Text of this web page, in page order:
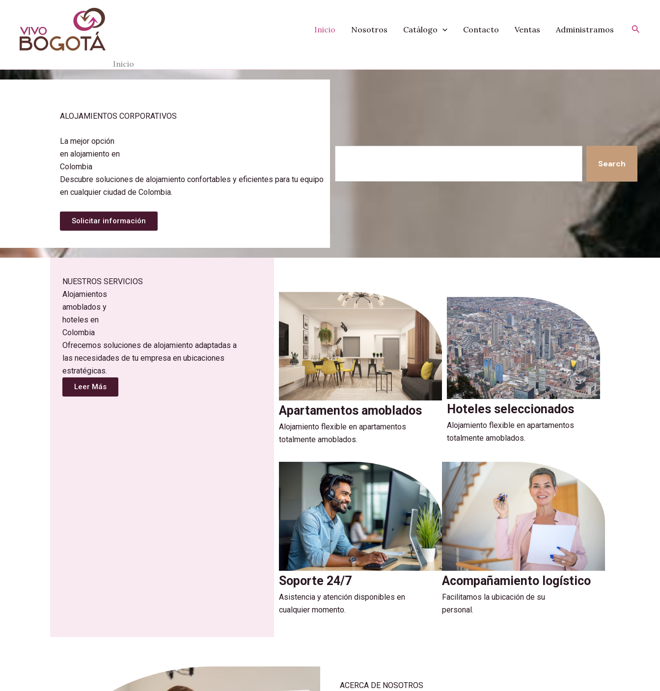
contenido
Inicio Nosotros Catálogo Contacto Ventas Administramos Buscar
Inicio
ALOJAMIENTOS CORPORATIVOS
La mejor opción
en alojamiento en
Colombia
Descubre soluciones de alojamiento confortables y eficientes para tu equipo
en cualquier ciudad de Colombia.
Solicitar información
r
Search
NUESTROS SERVICIOS
Alojamientos
amoblados y
hoteles en
Colombia
Ofrecemos soluciones de alojamiento adaptadas a
las necesidades de tu empresa en ubicaciones
estratégicas.
Leer Más
Apartamentos amoblados
Alojamiento flexible en apartamentos
totalmente amoblados.
Hoteles seleccionados
Alojamiento flexible en apartamentos
totalmente amoblados.
Soporte 24/7
Asistencia y atención disponibles en
cualquier momento.
Acompañamiento logístico
Facilitamos la ubicación de su
personal.
ACERCA DE NOSOTROS